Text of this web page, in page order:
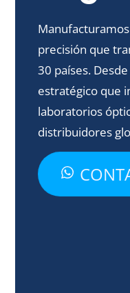
precisión que
30 países.
estratégico que
laboratorios
distribuidores